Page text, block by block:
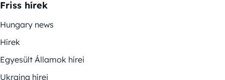
Friss hírek
Hungary news
Hírek
Egyesült Államok hírei
Ukrajna hírei